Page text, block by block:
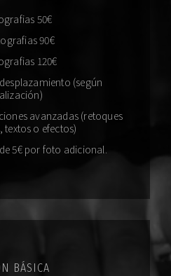
50€
90€
120€
(según
avanzadas (retoques
textos o efectos)
5€ por foto adicional.
BÁSICA